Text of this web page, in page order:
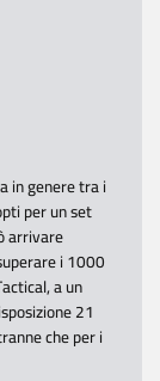
in genere tra i
per un set
arrivare
i 1000
a un
21
che per i